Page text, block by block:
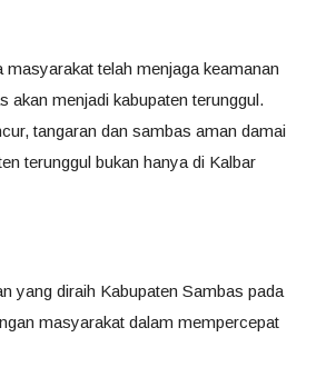
telah menjaga keamanan
akan menjadi kabupaten terunggul.
tangaran dan sambas aman damai
terunggul bukan hanya di Kalbar
yang diraih Kabupaten Sambas pada
masyarakat dalam mempercepat